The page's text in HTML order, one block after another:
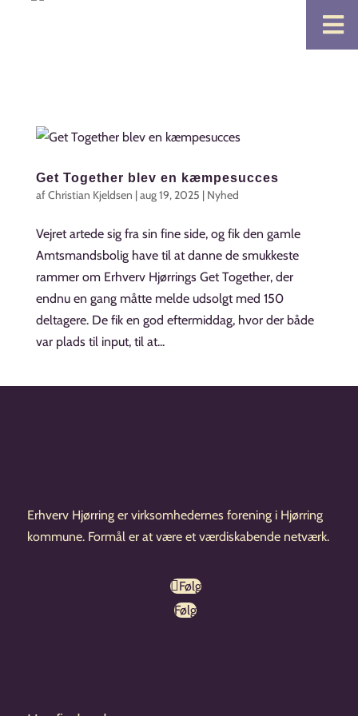

Get Together blev en kæmpesucces
afChristian Kjeldsen |aug 19, 2025 | Nyhed
Vejret artede sig fra sin fine side, og fik den gamle
Amtsmandsbolig have til at danne de smukkeste
rammer om Erhverv Hjørrings Get Together, der
endnu en gang måtte melde udsolgt med 150
deltagere. De fik en god eftermiddag, hvor der både
var plads til input, til at...
Erhverv Hjørring er virksomhedernes forening i Hjørring
kommune. Formål er at være et værdiskabende netværk.
Følg
Følg